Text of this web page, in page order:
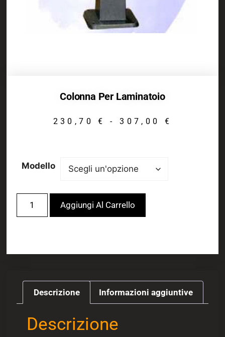
Colonna Per Laminatoio
230,70€ - 307,00 €
Modello
Aggiungi Al Carrello
Descrizione Informazioni aggiuntive
Descrizione